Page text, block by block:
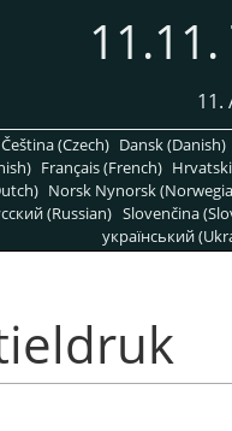
11.
Čeština (Czech) Dansk (Danish)
Français (French)
Norsk Nynorsk
(Russian) Slovenčina
український